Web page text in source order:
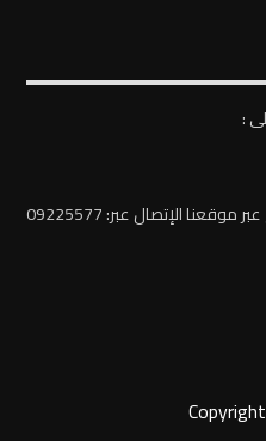
:
موقعنا الإتصال عبر: 09225577